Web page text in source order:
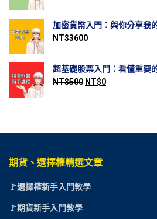
加密貨幣入門：與你分享我
NT$3600
超基礎股票入門：看懂重要
NT$500 NT$0
期貨、選擇權精選文章
🚩選擇權新手入門教學
🚩期貨新手入門教學